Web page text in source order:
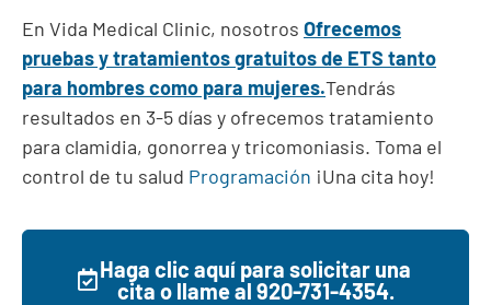
En Vida Medical Clinic, nosotros Ofrecemos
pruebas y tratamientos gratuitos de ETS tanto
para hombres como para mujeres.Tendrás
resultados en 3-5 días y ofrecemos tratamiento
para clamidia, gonorrea y tricomoniasis. Toma el
control de tu salud Programación ¡Una cita hoy!
Haga clic aquí para solicitar una
cita o llame al 920-731-4354.